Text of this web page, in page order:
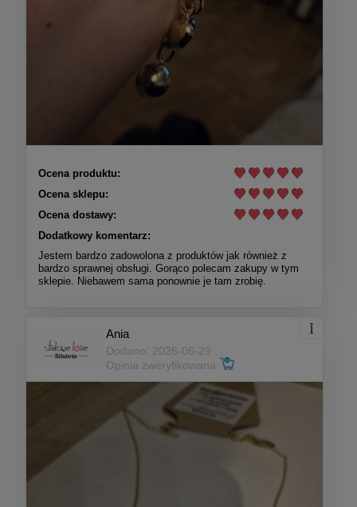
Ocena produktu:
Ocena sklepu:
Ocena dostawy:
Dodatkowy komentarz:
Jestem bardzo zadowolona z produktów jak również z
bardzo sprawnej obsługi. Gorąco polecam zakupy w tym
sklepie. Niebawem sama ponownie je tam zrobię.
Ania
Dodano: 2026-06-29
Opinia zweryfikowana